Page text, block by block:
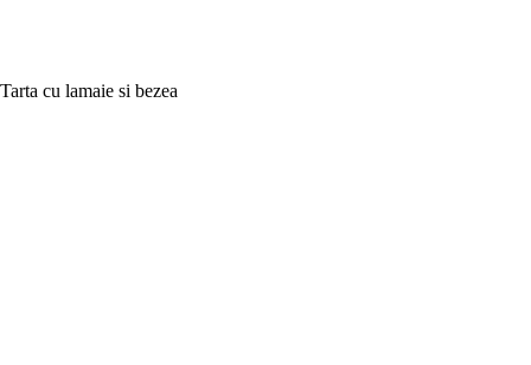
Tarta cu lamaie si bezea